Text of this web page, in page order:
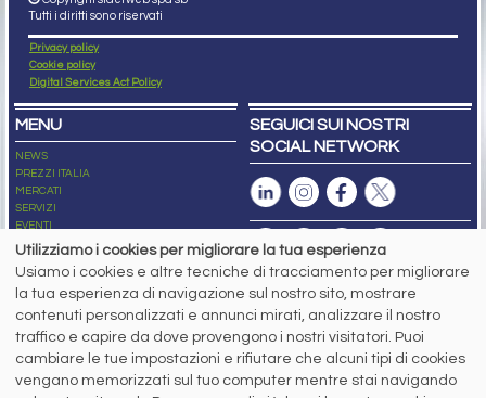
Tutti i diritti sono riservati
Privacy policy
Cookie policy
Digital Services Act Policy
MENU
NEWS
PREZZI ITALIA
MERCATI
SERVIZI
EVENTI
ABBONAMENTI
NEWSLETTER
SEGUICI SUI NOSTRI
SOCIAL NETWORK
Capitale Sociale: 190.000€ interamente versato
Registro delle Imprese di Brescia
Codice Fiscale e Partita I.V.A.:IT03562320170
R.E.A. n. 419331
www.siderweb.com: Autorizzazione del Tribunale di Brescia n. 11/2004 del 17
Utilizziamo i cookies per migliorare la tua esperienza
Usiamo i cookies e altre tecniche di tracciamento per migliorare
la tua esperienza di navigazione sul nostro sito, mostrare
contenuti personalizzati e annunci mirati, analizzare il nostro
traffico e capire da dove provengono i nostri visitatori. Puoi
cambiare le tue impostazioni e rifiutare che alcuni tipi di cookies
vengano memorizzati sul tuo computer mentre stai navigando